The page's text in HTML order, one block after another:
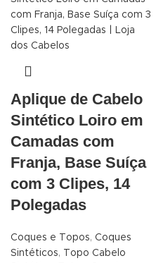
Aplique de Cabelo
Sintético Loiro em
Camadas com
Franja, Base Suíça
com 3 Clipes, 14
Polegadas
Coques e Topos, Coques
Sintéticos,
Topo Cabelo